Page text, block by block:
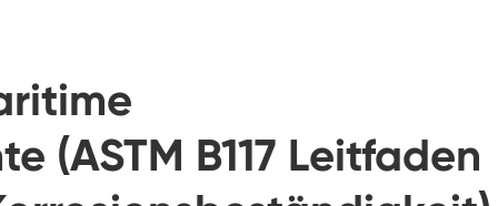
Vibrations kammer
Hohe Niedertemperatur-Test kammer
(ASTM B117 Leitfaden